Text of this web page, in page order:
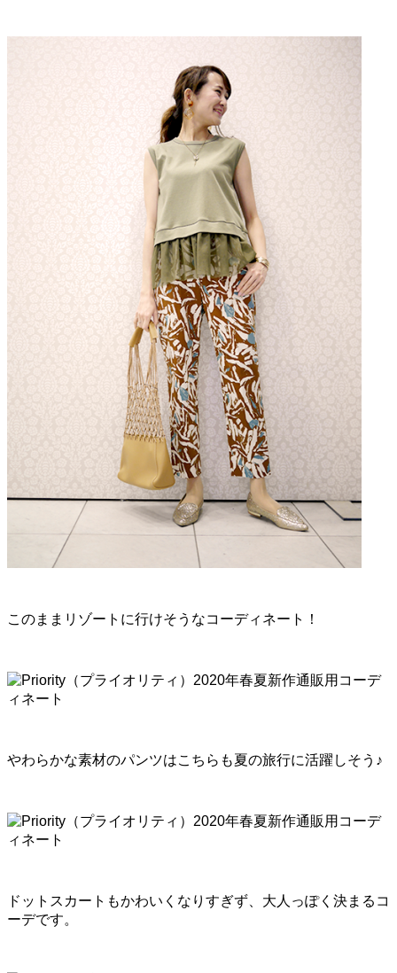
このままリゾートに行けそうなコーディネート！
やわらかな素材のパンツはこちらも夏の旅行に活躍しそう♪
ドットスカートもかわいくなりすぎず、大人っぽく決まるコ
ーデです。